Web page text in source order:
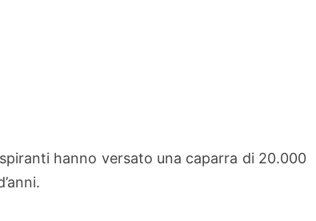
hanno versato una caparra di 20.000